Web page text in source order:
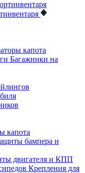
капота
Багажники на
капота
бампера и
двигателя и КПП
Крепления для